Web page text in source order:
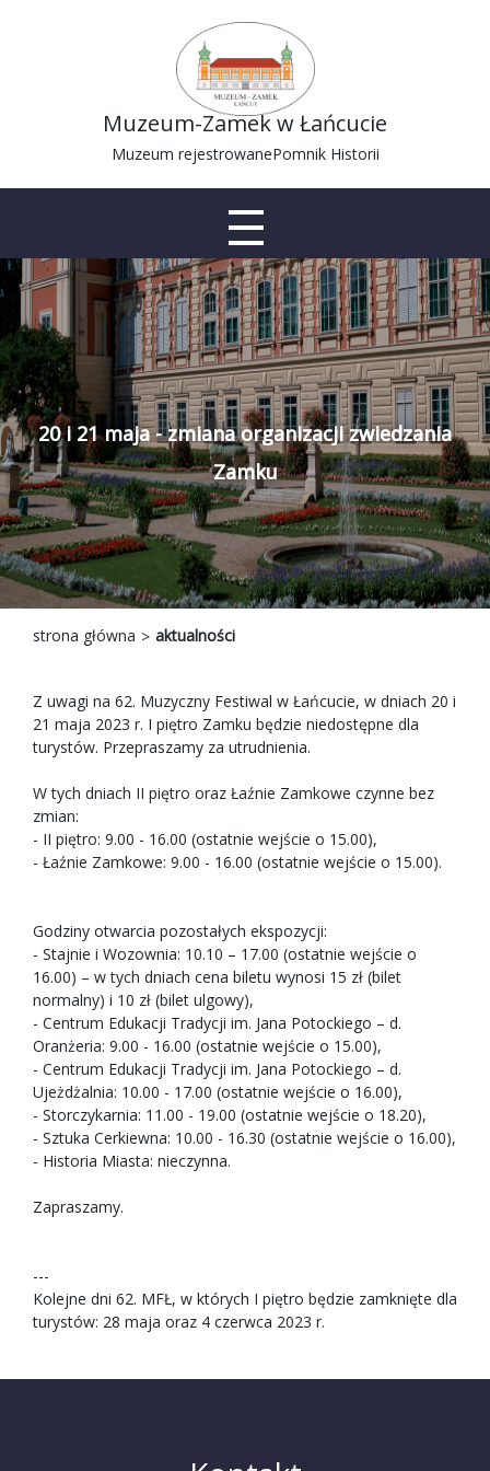
Muzeum-Zamek w Łańcucie
Muzeum rejestrowanePomnik Historii
20 i 21 maja - zmiana organizacji zwiedzania
Zamku
strona główna aktualności
Z uwagi na 62. Muzyczny Festiwal w Łańcucie, w dniach 20 i
21 maja 2023 r. I piętro Zamku będzie niedostępne dla
turystów. Przepraszamy za utrudnienia.
W tych dniach II piętro oraz Łaźnie Zamkowe czynne bez
zmian:
- II piętro: 9.00 - 16.00 (ostatnie wejście o 15.00),
- Łaźnie Zamkowe: 9.00 - 16.00 (ostatnie wejście o 15.00).
Godziny otwarcia pozostałych ekspozycji:
- Stajnie i Wozownia: 10.10 – 17.00 (ostatnie wejście o
16.00) – w tych dniach cena biletu wynosi 15 zł (bilet
normalny) i 10 zł (bilet ulgowy),
- Centrum Edukacji Tradycji im. Jana Potockiego – d.
Oranżeria: 9.00 - 16.00 (ostatnie wejście o 15.00),
- Centrum Edukacji Tradycji im. Jana Potockiego – d.
Ujeżdżalnia: 10.00 - 17.00 (ostatnie wejście o 16.00),
- Storczykarnia: 11.00 - 19.00 (ostatnie wejście o 18.20),
- Sztuka Cerkiewna: 10.00 - 16.30 (ostatnie wejście o 16.00),
- Historia Miasta: nieczynna.
Zapraszamy.
---
Kolejne dni 62. MFŁ, w których I piętro będzie zamknięte dla
turystów: 28 maja oraz 4 czerwca 2023 r.